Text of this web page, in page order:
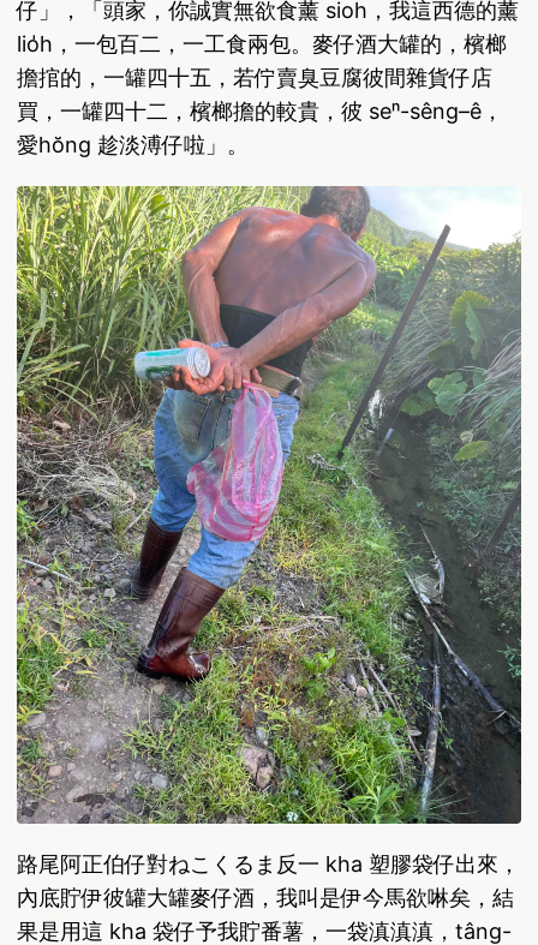
仔」，「頭家，你誠實無欲食薰 sioh，我這西德的薰
lio̍h，一包百二，一工食兩包。麥仔酒大罐的，檳榔
擔捾的，一罐四十五，若佇賣臭豆腐彼間雜貨仔店
買，一罐四十二，檳榔擔的較貴，彼 seⁿ-sêng–ê，
愛hŏng 趁淡溥仔啦」。
路尾阿正伯仔對ねこくるま反一 kha 塑膠袋仔出來，
內底貯伊彼罐大罐麥仔酒，我叫是伊今馬欲啉矣，結
果是用這 kha 袋仔予我貯番薯，一袋滇滇滇，tâng-